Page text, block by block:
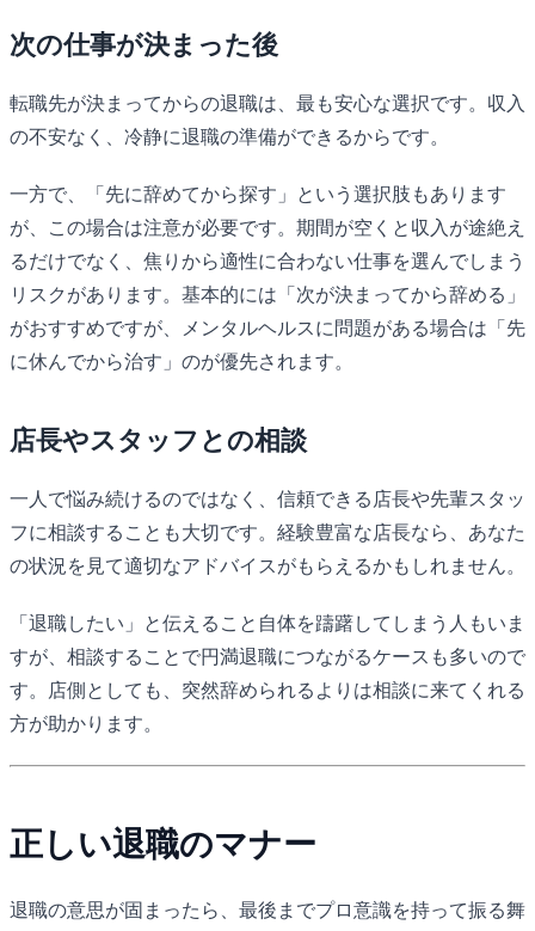
次の仕事が決まった後
転職先が決まってからの退職は、最も安心な選択です。収入
の不安なく、冷静に退職の準備ができるからです。
一方で、「先に辞めてから探す」という選択肢もあります
が、この場合は注意が必要です。期間が空くと収入が途絶え
るだけでなく、焦りから適性に合わない仕事を選んでしまう
リスクがあります。基本的には「次が決まってから辞める」
がおすすめですが、メンタルヘルスに問題がある場合は「先
に休んでから治す」のが優先されます。
店長やスタッフとの相談
一人で悩み続けるのではなく、信頼できる店長や先輩スタッ
フに相談することも大切です。経験豊富な店長なら、あなた
の状況を見て適切なアドバイスがもらえるかもしれません。
「退職したい」と伝えること自体を躊躇してしまう人もいま
すが、相談することで円満退職につながるケースも多いので
す。店側としても、突然辞められるよりは相談に来てくれる
方が助かります。
正しい退職のマナー
退職の意思が固まったら、最後までプロ意識を持って振る舞